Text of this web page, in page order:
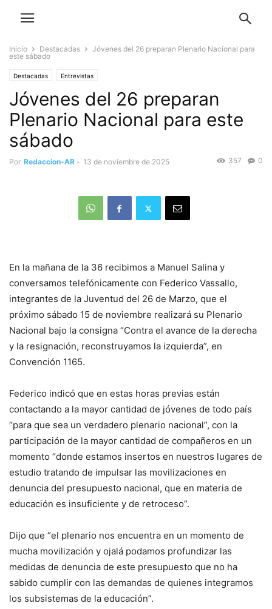
Inicio Destacadas
Jóvenes del 26 preparan Plenario Nacional para
este sábado
Destacadas Entrevistas
Jóvenes del 26 preparan
Plenario Nacional para este
sábado
Por Redaccion-AR - 13 de noviembre de 2025 0
357
En la mañana de la 36 recibimos a Manuel Salina y
conversamos telefónicamente con Federico Vassallo,
integrantes de la Juventud del 26 de Marzo, que el
próximo sábado 15 de noviembre realizará su Plenario
Nacional bajo la consigna “Contra el avance de la derecha
y la resignación, reconstruyamos la izquierda”, en
Convención 1165.
Federico indicó que en estas horas previas están
contactando a la mayor cantidad de jóvenes de todo país
“para que sea un verdadero plenario nacional”, con la
participación de la mayor cantidad de compañeros en un
momento “donde estamos insertos en nuestros lugares de
estudio tratando de impulsar las movilizaciones en
denuncia del presupuesto nacional, que en materia de
educación es insuficiente y de retroceso”.
Dijo que “el plenario nos encuentra en un momento de
mucha movilización y ojalá podamos profundizar las
medidas de denuncia de este presupuesto que no ha
sabido cumplir con las demandas de quienes integramos
los subsistemas de la educación”.